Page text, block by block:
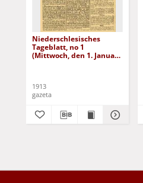
Niederschlesisches
Tageblatt, no 1
(Mittwoch, den 1. Januar
1913
gazeta